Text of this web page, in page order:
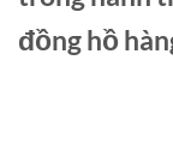
đồng hồ